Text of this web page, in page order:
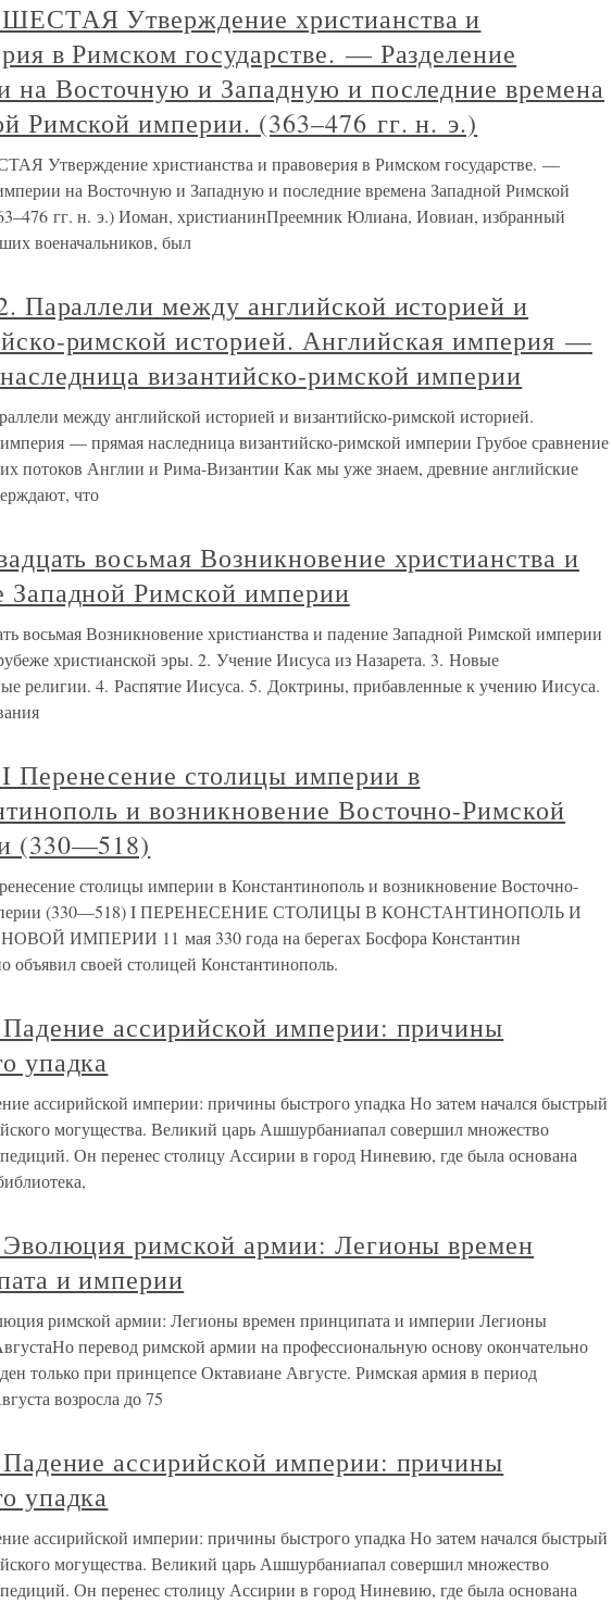
Утверждение христианства и
в Римском государстве. — Разделение
на Восточную и Западную и последние времена
Римской империи. (363–476 гг. н. э.)
Утверждение христианства и правоверия в Римском государстве. —
на Восточную и Западную и последние времена Западной Римской
гг. н. э.) Иоман, христианинПреемник Юлиана, Иовиан, избранный
военачальников, был
Параллели между английской историей и
римской историей. Английская империя —
византийско-римской империи
между английской историей и византийско-римской историей.
— прямая наследница византийско-римской империи Грубое сравнение
потоков Англии и Рима-Византии Как мы уже знаем, древние английские
что
восьмая Возникновение христианства и
Западной Римской империи
восьмая Возникновение христианства и падение Западной Римской империи
христианской эры. 2. Учение Иисуса из Назарета. 3. Новые
религии. 4. Распятие Иисуса. 5. Доктрины, прибавленные к учению Иисуса.
столицы империи в
и возникновение Восточно-Римской
(330—518)
столицы империи в Константинополь и возникновение Восточно-
(330—518) I ПЕРЕНЕСЕНИЕ СТОЛИЦЫ В КОНСТАНТИНОПОЛЬ И
ИМПЕРИИ 11 мая 330 года на берегах Босфора Константин
объявил своей столицей Константинополь.
ассирийской империи: причины
упадка
ассирийской империи: причины быстрого упадка Но затем начался быстрый
могущества. Великий царь Ашшурбаниапал совершил множество
Он перенес столицу Ассирии в город Ниневию, где была основана
Эволюция римской армии: Легионы времен
и империи
римской армии: Легионы времен принципата и империи Легионы
перевод римской армии на профессиональную основу окончательно
только при принцепсе Октавиане Августе. Римская армия в период
возросла до 75
ассирийской империи: причины
упадка
ассирийской империи: причины быстрого упадка Но затем начался быстрый
могущества. Великий царь Ашшурбаниапал совершил множество
Он перенес столицу Ассирии в город Ниневию, где была основана